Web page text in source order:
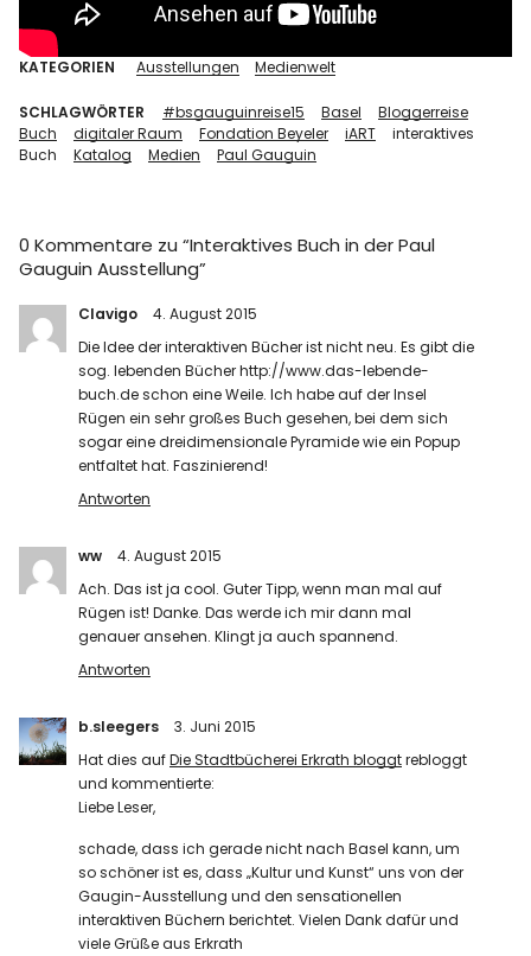
KATEGORIEN Ausstellungen Medienwelt
SCHLAGWÖRTER #bsgauguinreise15 Basel
Bloggerreise
Buch
digitaler Raum Fondation Beyeler iART
interaktives
Buch
Katalog Medien Paul Gauguin
0 Kommentare zu “Interaktives Buch in der Paul
Gauguin Ausstellung”
Clavigo
4. August 2015
Die Idee der interaktiven Bücher ist nicht neu. Es gibt die
sog. lebenden Bücherhttp://www.das-lebende-
buch.deschon eine Weile. Ich habe auf der Insel
Rügen ein sehr großes Buch gesehen, bei dem sich
sogar eine dreidimensionale Pyramide wie ein Popup
entfaltet hat. Faszinierend!
Antworten
ww
4. August 2015
Ach. Das ist ja cool. Guter Tipp, wenn man mal auf
Rügen ist! Danke. Das werde ich mir dann mal
genauer ansehen. Klingt ja auch spannend.
Antworten
b.sleegers
3. Juni 2015
Hat dies aufDie Stadtbücherei Erkrath bloggtrebloggt
und kommentierte:
Liebe Leser,
schade, dass ich gerade nicht nach Basel kann, um
so schöner ist es, dass „Kultur und Kunst“ uns von der
Gaugin-Ausstellung und den sensationellen
interaktiven Büchern berichtet. Vielen Dank dafür und
viele Grüße aus Erkrath